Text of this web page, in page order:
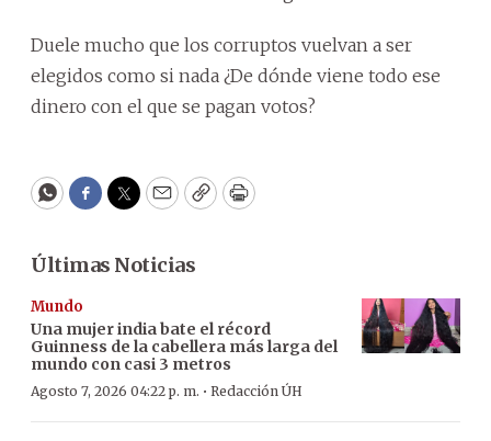
Duele mucho que los corruptos vuelvan a ser
elegidos como si nada ¿De dónde viene todo ese
dinero con el que se pagan votos?
WhatsApp
Facebook
Twitter
EmailCopyPrint
Últimas Noticias
Mundo
Una mujer india bate el récord
Guinness de la cabellera más larga del
mundo con casi 3 metros
Agosto 7, 2026 04:22 p. m. · Redacción ÚH